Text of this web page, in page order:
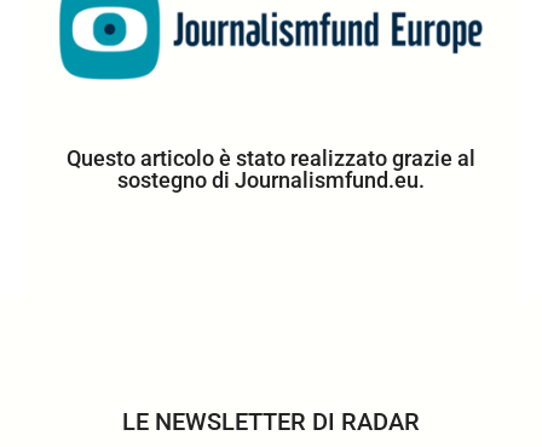
Questo articolo è stato realizzato grazie al
sostegno di Journalismfund.eu.
LE NEWSLETTER DI RADAR